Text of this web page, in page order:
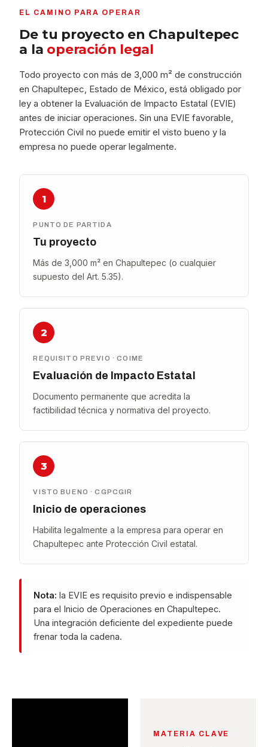
EL CAMINO PARA OPERAR
De tu proyecto en Chapultepec
a la operación legal
Todo proyecto con más de 3,000 m² de construcción
en Chapultepec, Estado de México, está obligado por
ley a obtener la Evaluación de Impacto Estatal (EVIE)
antes de iniciar operaciones. Sin una EVIE favorable,
Protección Civil no puede emitir el visto bueno y la
empresa no puede operar legalmente.
1
PUNTO DE PARTIDA
Tu proyecto
Más de 3,000 m² en Chapultepec (o cualquier
supuesto del Art. 5.35).
2
REQUISITO PREVIO · COIME
Evaluación de Impacto Estatal
Documento permanente que acredita la
factibilidad técnica y normativa del proyecto.
3
VISTO BUENO · CGPCGIR
Inicio de operaciones
Habilita legalmente a la empresa para operar en
Chapultepec ante Protección Civil estatal.
Nota: la EVIE es requisito previo e indispensable
para el Inicio de Operaciones en Chapultepec.
Una integración deficiente del expediente puede
frenar toda la cadena.
MATERIA CLAVE